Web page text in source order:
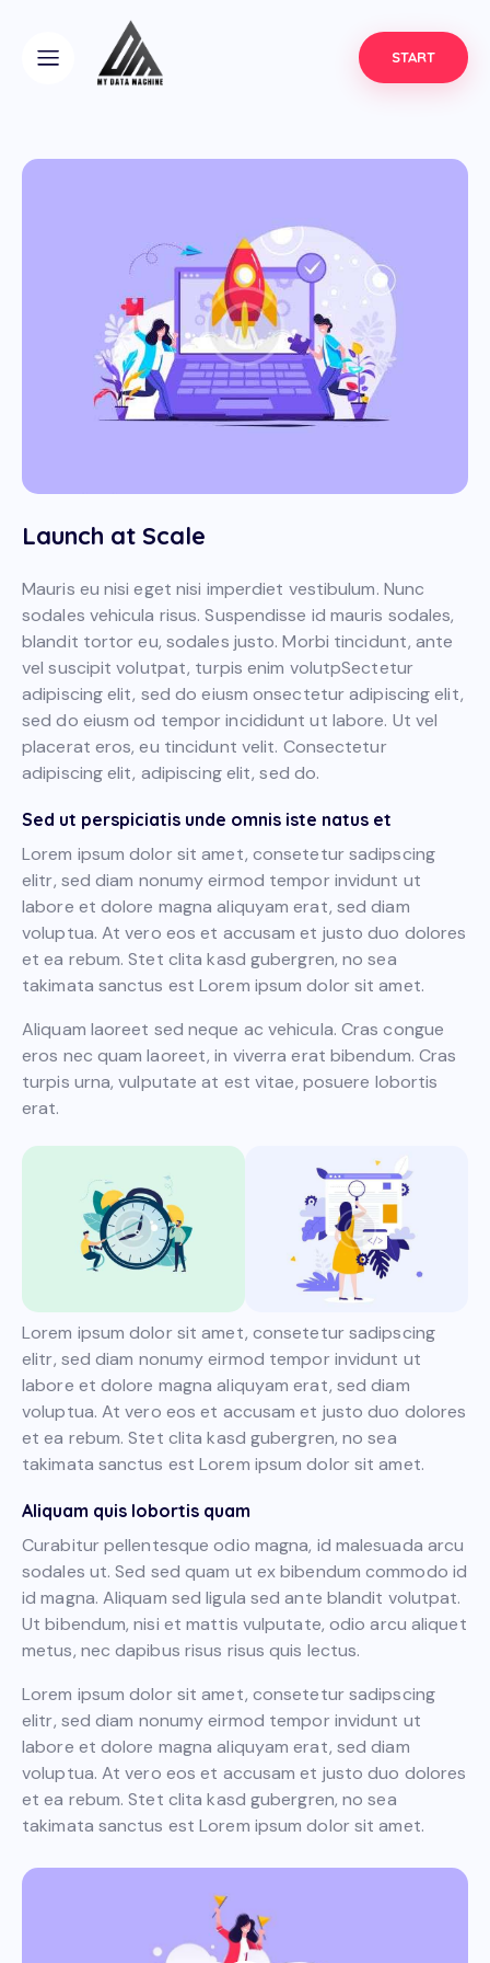
START
Launch at Scale
Mauris eu nisi eget nisi imperdiet vestibulum. Nunc
sodales vehicula risus. Suspendisse id mauris sodales,
blandit tortor eu, sodales justo. Morbi tincidunt, ante
vel suscipit volutpat, turpis enim volutpSectetur
adipiscing elit, sed do eiusm onsectetur adipiscing elit,
sed do eiusm od tempor incididunt ut labore. Ut vel
placerat eros, eu tincidunt velit. Consectetur
adipiscing elit, adipiscing elit, sed do.
Sed ut perspiciatis unde omnis iste natus et
Lorem ipsum dolor sit amet, consetetur sadipscing
elitr, sed diam nonumy eirmod tempor invidunt ut
labore et dolore magna aliquyam erat, sed diam
voluptua. At vero eos et accusam et justo duo dolores
et ea rebum. Stet clita kasd gubergren, no sea
takimata sanctus est Lorem ipsum dolor sit amet.
Aliquam laoreet sed neque ac vehicula. Cras congue
eros nec quam laoreet, in viverra erat bibendum. Cras
turpis urna, vulputate at est vitae, posuere lobortis
erat.
Lorem ipsum dolor sit amet, consetetur sadipscing
elitr, sed diam nonumy eirmod tempor invidunt ut
labore et dolore magna aliquyam erat, sed diam
voluptua. At vero eos et accusam et justo duo dolores
et ea rebum. Stet clita kasd gubergren, no sea
takimata sanctus est Lorem ipsum dolor sit amet.
Aliquam quis lobortis quam
Curabitur pellentesque odio magna, id malesuada arcu
sodales ut. Sed sed quam ut ex bibendum commodo id
id magna. Aliquam sed ligula sed ante blandit volutpat.
Ut bibendum, nisi et mattis vulputate, odio arcu aliquet
metus, nec dapibus risus risus quis lectus.
Lorem ipsum dolor sit amet, consetetur sadipscing
elitr, sed diam nonumy eirmod tempor invidunt ut
labore et dolore magna aliquyam erat, sed diam
voluptua. At vero eos et accusam et justo duo dolores
et ea rebum. Stet clita kasd gubergren, no sea
takimata sanctus est Lorem ipsum dolor sit amet.